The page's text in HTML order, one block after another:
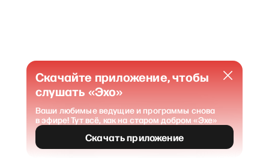
404 Страница не найдена.
Скачайте приложение, чтобы
слушать «Эхо»
Ваши любимые ведущие и программы снова
в эфире! Тут всё, как на старом добром «Эхе»
Скачать приложение